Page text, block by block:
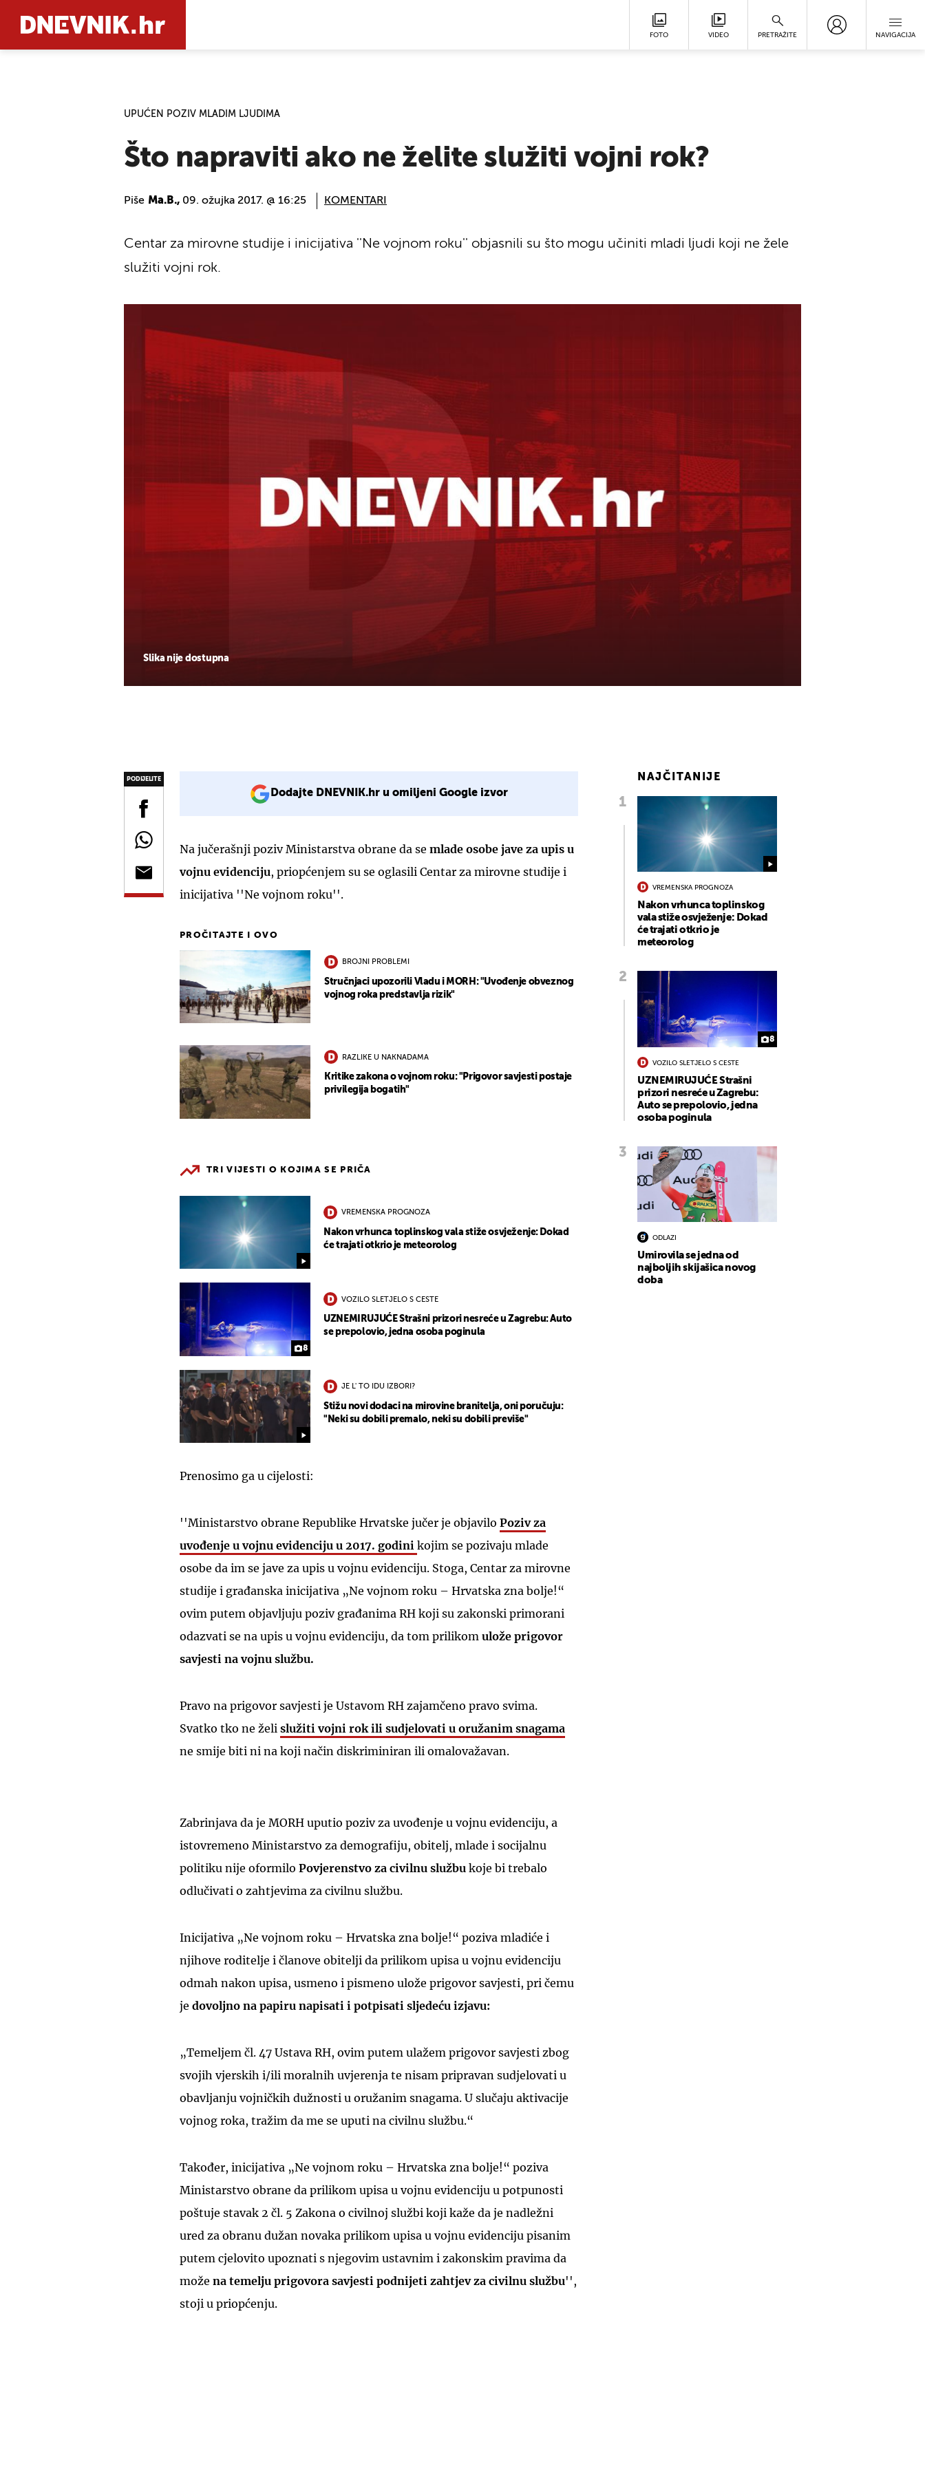
FOTO VIDEO PRETRAŽITE NAVIGACIJA
UPUĆEN POZIV MLADIM LJUDIMA
Što napraviti ako ne želite služiti vojni rok?
Piše Ma.B., 09. ožujka 2017. @ 16:25 KOMENTARI
Slika nije dostupna
Centar za mirovne studije i inicijativa ''Ne vojnom roku'' objasnili su što mogu učiniti mladi ljudi koji ne žele
služiti vojni rok.
PODIJELITE
Dodajte DNEVNIK.hr u omiljeni Google izvor
Na jučerašnji poziv Ministarstva obrane da se mlade osobe jave za upis u
vojnu evidenciju, priopćenjem su se oglasili Centar za mirovne studije i
inicijativa ''Ne vojnom roku''.
PROČITAJTE I OVO
BROJNI PROBLEMI
Stručnjaci upozorili Vladu i MORH: "Uvođenje obveznog
vojnog roka predstavlja rizik"
RAZLIKE U NAKNADAMA
Kritike zakona o vojnom roku: "Prigovor savjesti postaje
privilegija bogatih"
TRI VIJESTI O KOJIMA SE PRIČA
VREMENSKA PROGNOZA
Nakon vrhunca toplinskog vala stiže osvježenje: Dokad
će trajati otkrio je meteorolog
8
VOZILO SLETJELO S CESTE
UZNEMIRUJUĆE Strašni prizori nesreće u Zagrebu: Auto
se prepolovio, jedna osoba poginula
JE L' TO IDU IZBORI?
Stižu novi dodaci na mirovine branitelja, oni poručuju:
"Neki su dobili premalo, neki su dobili previše"
Prenosimo ga u cijelosti:
''Ministarstvo obrane Republike Hrvatske jučer je objavilo Poziv za
uvođenje u vojnu evidenciju u 2017. godini kojim se pozivaju mlade
osobe da im se jave za upis u vojnu evidenciju. Stoga, Centar za mirovne
studije i građanska inicijativa „Ne vojnom roku – Hrvatska zna bolje!“
ovim putem objavljuju poziv građanima RH koji su zakonski primorani
odazvati se na upis u vojnu evidenciju, da tom prilikom ulože prigovor
savjesti na vojnu službu.
Pravo na prigovor savjesti je Ustavom RH zajamčeno pravo svima.
Svatko tko ne želi služiti vojni rok ili sudjelovati u oružanim snagama
ne smije biti ni na koji način diskriminiran ili omalovažavan.
Zabrinjava da je MORH uputio poziv za uvođenje u vojnu evidenciju, a
istovremeno Ministarstvo za demografiju, obitelj, mlade i socijalnu
politiku nije oformilo Povjerenstvo za civilnu službu koje bi trebalo
odlučivati o zahtjevima za civilnu službu.
Inicijativa „Ne vojnom roku – Hrvatska zna bolje!“ poziva mladiće i
njihove roditelje i članove obitelji da prilikom upisa u vojnu evidenciju
odmah nakon upisa, usmeno i pismeno ulože prigovor savjesti, pri čemu
je dovoljno na papiru napisati i potpisati sljedeću izjavu:
„Temeljem čl. 47 Ustava RH, ovim putem ulažem prigovor savjesti zbog
svojih vjerskih i/ili moralnih uvjerenja te nisam pripravan sudjelovati u
obavljanju vojničkih dužnosti u oružanim snagama. U slučaju aktivacije
vojnog roka, tražim da me se uputi na civilnu službu.“
Također, inicijativa „Ne vojnom roku – Hrvatska zna bolje!“ poziva
Ministarstvo obrane da prilikom upisa u vojnu evidenciju u potpunosti
poštuje stavak 2 čl. 5 Zakona o civilnoj službi koji kaže da je nadležni
ured za obranu dužan novaka prilikom upisa u vojnu evidenciju pisanim
putem cjelovito upoznati s njegovim ustavnim i zakonskim pravima da
može na temelju prigovora savjesti podnijeti zahtjev za civilnu službu'',
stoji u priopćenju.
NAJČITANIJE
VREMENSKA PROGNOZA
Nakon vrhunca toplinskog
vala stiže osvježenje: Dokad
će trajati otkrio je
meteorolog
8
VOZILO SLETJELO S CESTE
UZNEMIRUJUĆE Strašni
prizori nesreće u Zagrebu:
Auto se prepolovio, jedna
osoba poginula
ODLAZI
Umirovila se jedna od
najboljih skijašica novog
doba